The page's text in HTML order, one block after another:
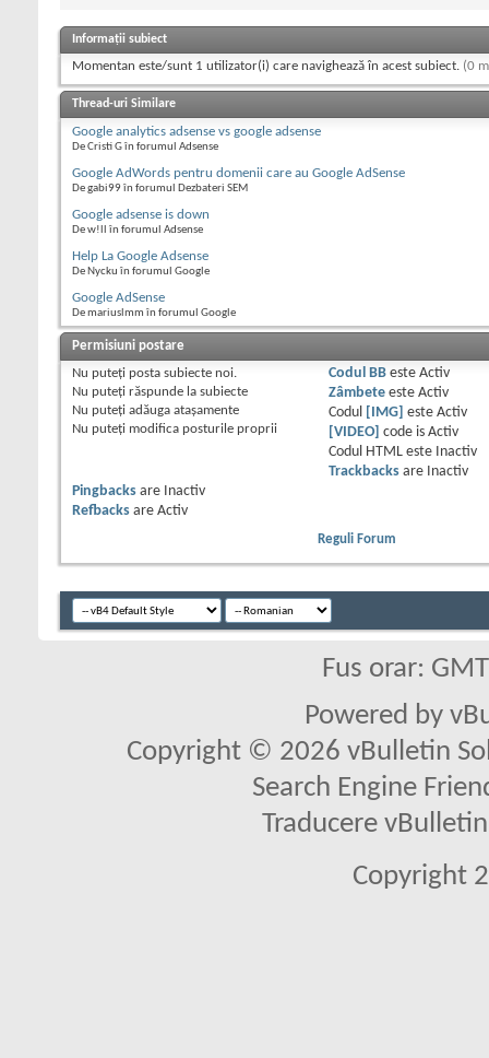
Informații subiect
Momentan este/sunt 1 utilizator(i) care navighează în acest subiect. (0
Thread-uri Similare
Google analytics adsense vs google adsense
De Cristi G în forumul Adsense
Google AdWords pentru domenii care au Google AdSense
De gabi99 în forumul Dezbateri SEM
Google adsense is down
De w!ll în forumul Adsense
Help La Google Adsense
De Nycku în forumul Google
Google AdSense
De mariuslmm în forumul Google
Permisiuni postare
Nu puteţi posta subiecte noi.
Nu puteţi răspunde la subiecte
Nu puteţi adăuga ataşamente
Nu puteţi modifica posturile proprii
Codul BBeste Activ
Zâmbeteeste Activ
Codul
[IMG] este Activ
[VIDEO]
code is Activ
Codul HTML este
Inactiv
Trackbacksare
Inactiv
Pingbacks are
Inactiv
Refbacks are Activ
Reguli Forum
Fus orar:
Powered by
Copyright © 2026 vBulletin
Search Engine
Traducere
Copyright